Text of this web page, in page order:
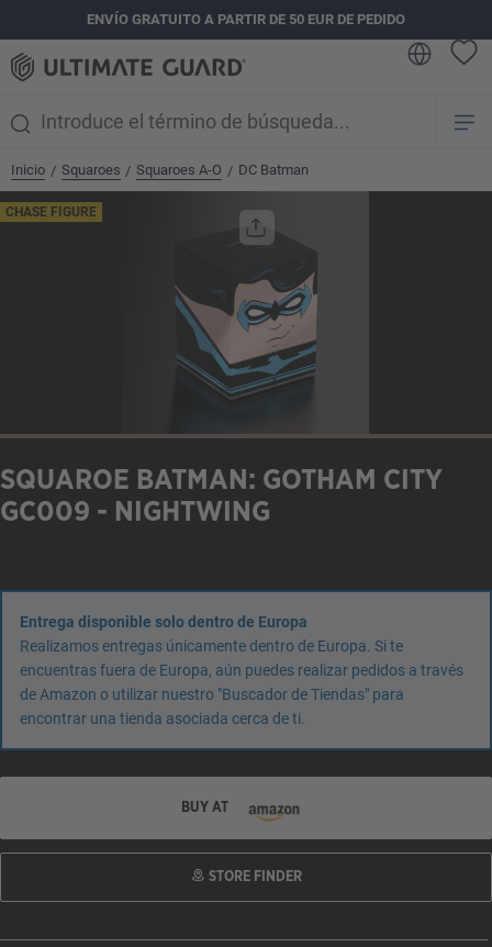
principalENVÍO GRATUITO A PARTIR DE 50 EUR DE PEDIDO
Inicio / Squaroes / Squaroes A-O / DC Batman
CHASE FIGURE
Omitir galería de imágenes
SQUAROE BATMAN: GOTHAM CITY
GC009 - NIGHTWING
Entrega disponible solo dentro de Europa
Realizamos entregas únicamente dentro de Europa. Si te
encuentras fuera de Europa, aún puedes realizar pedidos a través
de Amazon o utilizar nuestro "Buscador de Tiendas" para
encontrar una tienda asociada cerca de ti.
BUY AT
STORE FINDER